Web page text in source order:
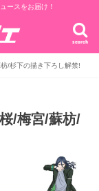
ースをお届け！
search
/杉下の描き下ろし解禁!
/梅宮/蘇枋/